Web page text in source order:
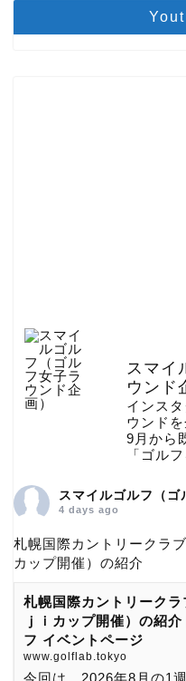
スマイ
ウンド
インス
ウンド
9月から
「ゴル
スマイルゴルフ（ゴ
4 days ago
札幌国際カントリークラ
カップ開催）の紹介
札幌国際カントリークラ
ｊｉカップ開催）の紹
フ イベントページ
www.golflab.tokyo
今回は、2026年8月の1